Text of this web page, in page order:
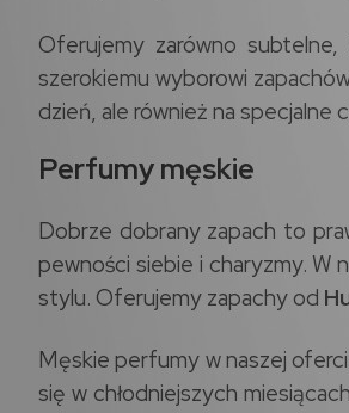
Oferujemy zarówno
szerokiemu wyborowi
dzień, ale również na
Perfumy męskie
Dobrze dobrany zapach to
pewności siebie i charyzmy. W
stylu. Oferujemy zapachy od
Męskie perfumy w naszej
się w chłodniejszych